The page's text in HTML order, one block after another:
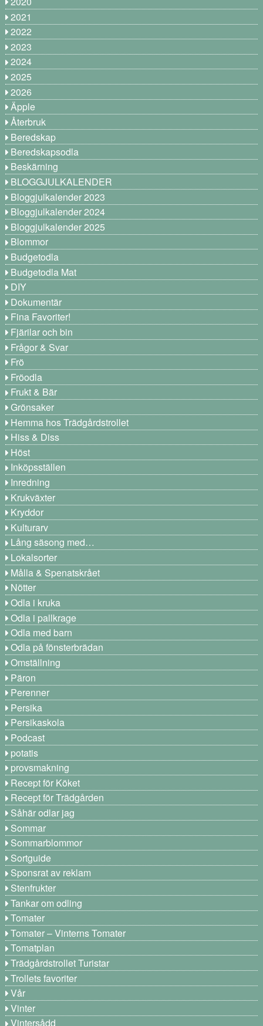
2021
2022
2023
2024
2025
2026
Äpple
Återbruk
Beredskap
Beredskapsodla
Beskärning
BLOGGJULKALENDER
Bloggjulkalender 2023
Bloggjulkalender 2024
Bloggjulkalender 2025
Blommor
Budgetodla
Budgetodla Mat
DIY
Dokumentär
Fina Favoriter!
Fjärilar och bin
Frågor & Svar
Frö
Fröodla
Frukt & Bär
Grönsaker
Hemma hos Trädgårdstrollet
Hiss & Diss
Höst
Inköpsställen
Inredning
Krukväxter
Kryddor
Kulturarv
Lång säsong med…
Lokalsorter
Målla & Spenatskrået
Nötter
Odla i kruka
Odla i pallkrage
Odla med barn
Odla på fönsterbrädan
Omställning
Päron
Perenner
Persika
Persikaskola
Podcast
potatis
provsmakning
Recept för Köket
Recept för Trädgården
Såhär odlar jag
Sommar
Sommarblommor
Sortguide
Sponsrat av reklam
Stenfrukter
Tankar om odling
Tomater
Tomater – Vinterns Tomater
Tomatplan
Trädgårdstrollet Turistar
Trollets favoriter
Vår
Vinter
Vintersådd